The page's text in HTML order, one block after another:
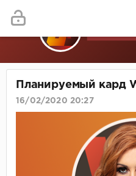
Планируемый кард
16/02/2020 20:27